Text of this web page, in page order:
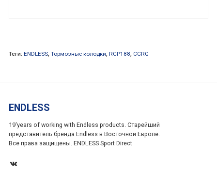
Теги: ENDLESS, Тормозные колодки, RCP188, CCRG
ENDLESS
19'years of working with Endless products. Старейший
представитель бренда Endless в Восточной Европе.
Все права защищены. ENDLESS Sport Direct